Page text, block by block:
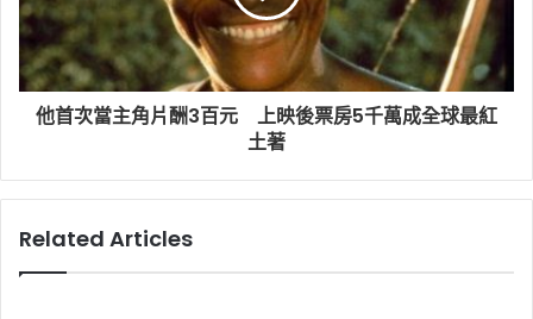
他首次當主角片酬3百元 上映後票房5千萬成全球最紅
土著
Related Articles